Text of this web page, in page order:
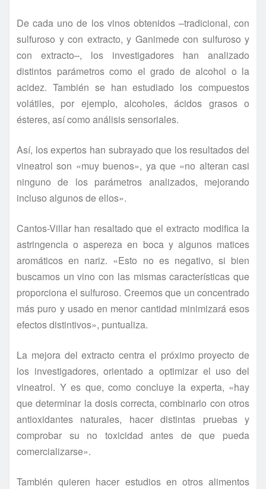
De cada uno de los vinos obtenidos –tradicional, con
sulfuroso y con extracto, y Ganimede con sulfuroso y
con extracto–, los investigadores han analizado
distintos parámetros como el grado de alcohol o la
acidez. También se han estudiado los compuestos
volátiles, por ejemplo, alcoholes, ácidos grasos o
ésteres, así como análisis sensoriales.
Así, los expertos han subrayado que los resultados del
vineatrol son «muy buenos», ya que «no alteran casi
ninguno de los parámetros analizados, mejorando
incluso algunos de ellos».
Cantos-Villar han resaltado que el extracto modifica la
astringencia o aspereza en boca y algunos matices
aromáticos en nariz. «Esto no es negativo, si bien
buscamos un vino con las mismas características que
proporciona el sulfuroso. Creemos que un concentrado
más puro y usado en menor cantidad minimizará esos
efectos distintivos», puntualiza.
La mejora del extracto centra el próximo proyecto de
los investigadores, orientado a optimizar el uso del
vineatrol. Y es que, como concluye la experta, «hay
que determinar la dosis correcta, combinarlo con otros
antioxidantes naturales, hacer distintas pruebas y
comprobar su no toxicidad antes de que pueda
comercializarse».
También quieren hacer estudios en otros alimentos